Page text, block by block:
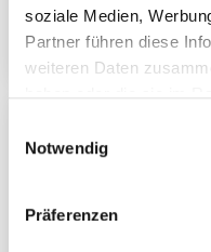
soziale Medien,
Partner führen diese
weiteren Daten
haben oder die sie im
Notwendig
Präferenzen
Weitere